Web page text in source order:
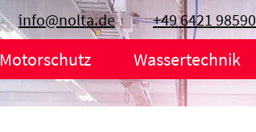
Motorschutz Wassertechnik
info@nolta.de +49 6421 98590